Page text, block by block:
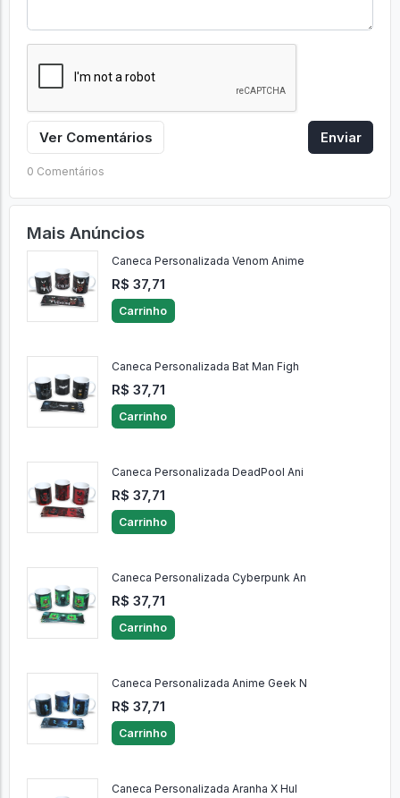
Ver Comentários Enviar
0 Comentários
Mais Anúncios
Caneca Personalizada Venom Anime
R$ 37,71
Carrinho
Caneca Personalizada Bat Man Figh
R$ 37,71
Carrinho
Caneca Personalizada DeadPool Ani
R$ 37,71
Carrinho
Caneca Personalizada Cyberpunk An
R$ 37,71
Carrinho
Caneca Personalizada Anime Geek N
R$ 37,71
Carrinho
Caneca Personalizada Aranha X Hul